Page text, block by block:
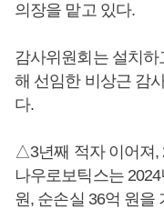
의장을 맡고 있다.
감사위원회는 설치
해 선임한 비상근 감
다.
△3년째 적자 이어져,
나우로보틱스는
원, 순손실 36억 원을